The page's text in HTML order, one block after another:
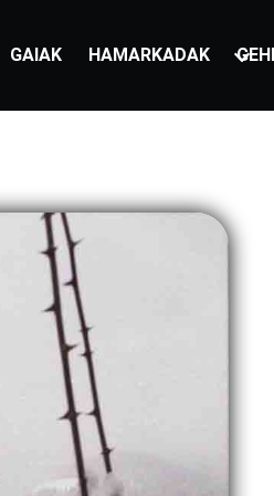
GAIAK HAMARKADAK